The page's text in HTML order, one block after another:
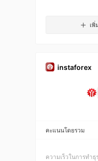
เพิ่
instaforex
คะแนนโดยรวม
ความเร็วในการทำธุ